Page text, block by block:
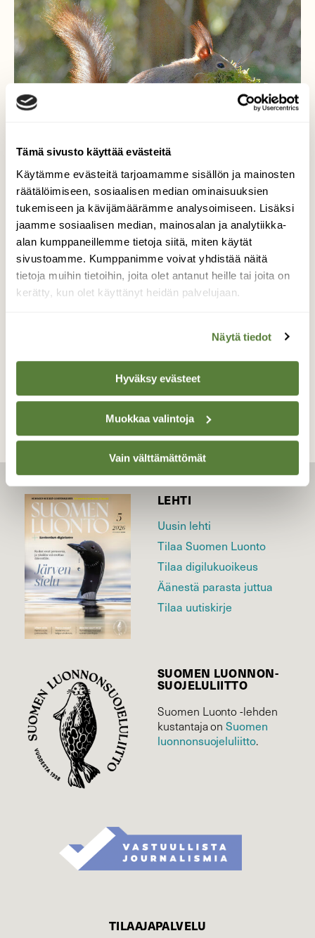
Tämä sivusto käyttää evästeitä
Käytämme evästeitä tarjoamamme sisällön ja mainosten
räätälöimiseen, sosiaalisen median ominaisuuksien
tukemiseen ja kävijämäärämme analysoimiseen. Lisäksi
jaamme sosiaalisen median, mainosalan ja analytiikka-
alan kumppaneillemme tietoja siitä, miten käytät
sivustoamme. Kumppanimme voivat yhdistää näitä
tietoja muihin tietoihin, joita olet antanut heille tai joita on
kerätty, kun olet käyttänyt heidän palvelujaan.
Näytä tiedot
Hyväksy evästeet
Muokkaa valintoja
Vain välttämättömät
Lisää sammalta pesään
Etteivät oravan poikaset palele.
LEHTI
Uusin lehti
Tilaa Suomen Luonto
Tilaa digilukuoikeus
Äänestä parasta juttua
Tilaa uutiskirje
SUOMEN LUONNON­
SUOJELU­LIITTO
Suomen Luonto -lehden
kustantaja onSuomen
luonnonsuojelu­liitto.
TILAAJAPALVELU